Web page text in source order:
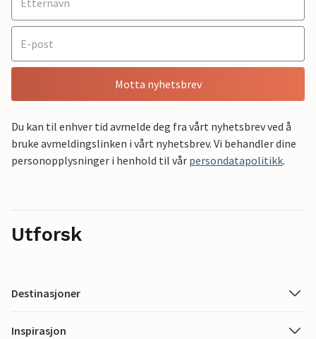
Motta nyhetsbrev
Du kan til enhver tid avmelde deg fra vårt nyhetsbrev ved å
bruke avmeldingslinken i vårt nyhetsbrev. Vi behandler dine
personopplysninger i henhold til vår persondatapolitikk.
Utforsk
Destinasjoner
Inspirasjon